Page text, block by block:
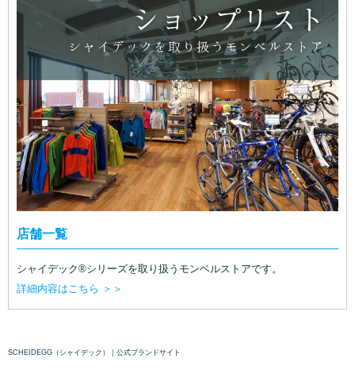
店舗一覧
シャイデック®シリーズを取り扱うモンベルストアです。
詳細内容はこちら ＞＞
SCHEIDEGG（シャイデック）｜公式ブランドサイト